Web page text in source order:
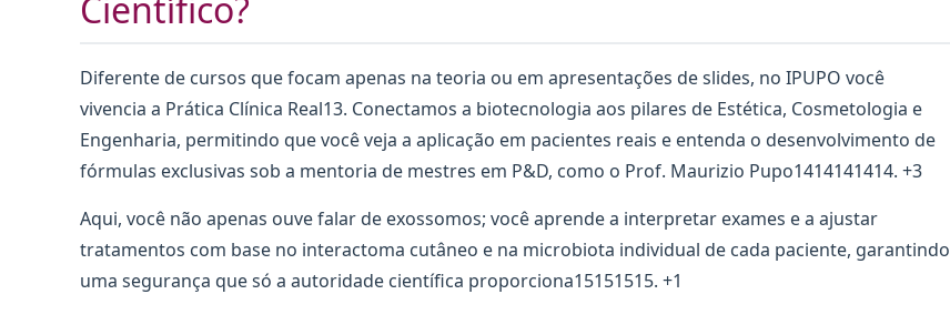
Científico?
Diferente de cursos que focam apenas na teoria ou em apresentações de slides, no IPUPO você
vivencia a Prática Clínica Real13. Conectamos a biotecnologia aos pilares de Estética, Cosmetologia e
Engenharia, permitindo que você veja a aplicação em pacientes reais e entenda o desenvolvimento de
fórmulas exclusivas sob a mentoria de mestres em P&D, como o Prof. Maurizio Pupo1414141414. +3
Aqui, você não apenas ouve falar de exossomos; você aprende a interpretar exames e a ajustar
tratamentos com base no interactoma cutâneo e na microbiota individual de cada paciente, garantindo
uma segurança que só a autoridade científica proporciona15151515. +1